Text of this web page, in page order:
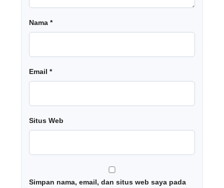
Nama *
Email *
Situs Web
Simpan nama, email, dan situs web saya pada